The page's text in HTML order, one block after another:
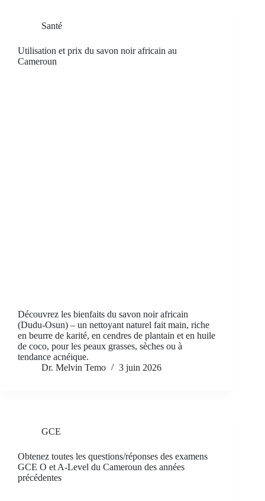
Santé
Utilisation et prix du savon noir africain au
Cameroun
Découvrez les bienfaits du savon noir africain
(Dudu-Osun) – un nettoyant naturel fait main, riche
en beurre de karité, en cendres de plantain et en huile
de coco, pour les peaux grasses, sèches ou à
tendance acnéique.
Dr. Melvin Temo
3 juin 2026
GCE
Obtenez toutes les questions/réponses des examens
GCE O et A-Level du Cameroun des années
précédentes